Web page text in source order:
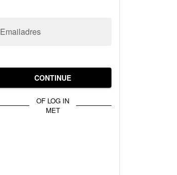
Emailadres
CONTINUE
OF LOG IN
MET